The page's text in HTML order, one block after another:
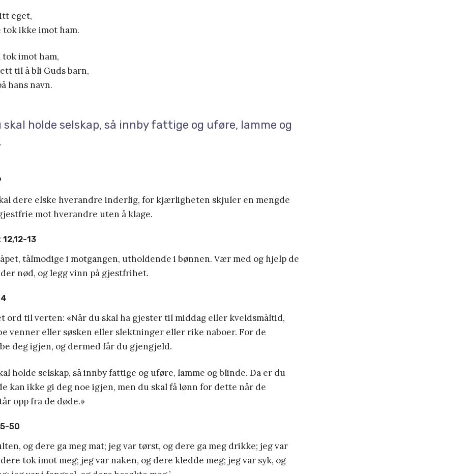
eget,
tok ikke imot ham.
tok imot ham,
til å bli Guds barn,
hans navn.
skal holde selskap, så innby fattige og uføre, lamme og
dere elske hverandre inderlig, for kjærligheten skjuler en mengde
mot hverandre uten å klage.
13
tålmodige i motgangen, utholdende i bønnen. Vær med og hjelp de
nød, og legg vinn på gjestfrihet.
ord til verten: «Når du skal ha gjester til middag eller kveldsmåltid,
venner eller søsken eller slektninger eller rike naboer. For de
deg igjen, og dermed får du gjengjeld.
holde selskap, så innby fattige og uføre, lamme og blinde. Da er du
kan ikke gi deg noe igjen, men du skal få lønn for dette når de
opp fra de døde.»
50
og dere ga meg mat; jeg var tørst, og dere ga meg drikke; jeg var
tok imot meg; jeg var naken, og dere kledde meg; jeg var syk, og